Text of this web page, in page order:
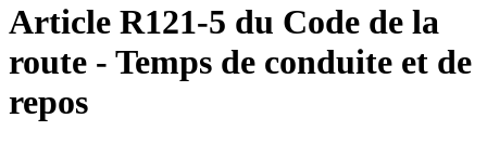
Article R121-5 du Code de la
route - Temps de conduite et de
repos